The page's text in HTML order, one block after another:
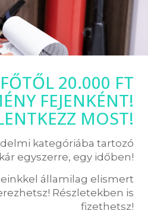
20.000 FT
FEJENKÉNT!
MOST!
kategóriába tartozó
egyszerre, egy időben!
államilag elismert
Részletekben is
fizethetsz!